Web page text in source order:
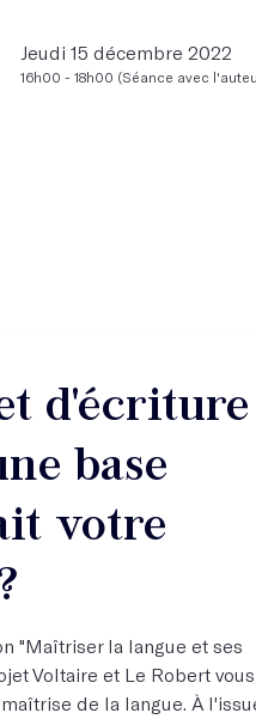
Jeudi 15 décembre 2022
16h00 - 18h00 (Séance avec
d'écriture
base
votre
"Maîtriser la langue et ses
Voltaire et Le Robert vous
de la langue. À